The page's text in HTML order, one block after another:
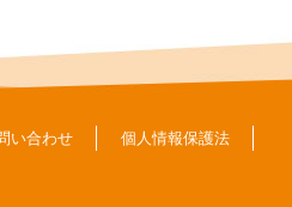
い合わせ 個人情報保護法